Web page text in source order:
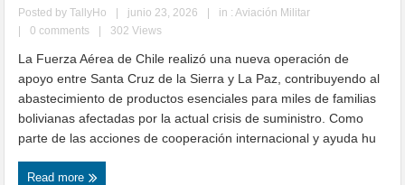
Posted byTallyHo | junio 23, 2026 | in :Aviación Militar
|
0 comments | 302 Views
La Fuerza Aérea de Chile realizó una nueva operación de
apoyo entre Santa Cruz de la Sierra y La Paz, contribuyendo al
abastecimiento de productos esenciales para miles de familias
bolivianas afectadas por la actual crisis de suministro. Como
parte de las acciones de cooperación internacional y ayuda hu
Read more